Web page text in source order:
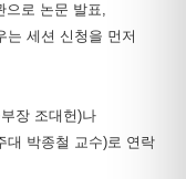
으로 논문 발표,
는 세션 신청을 먼저
장 조대헌)나
대 박종철 교수)로 연락